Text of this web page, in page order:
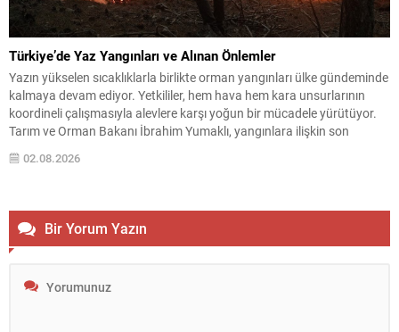
Türkiye’de Yaz Yangınları ve Alınan Önlemler
Yazın yükselen sıcaklıklarla birlikte orman yangınları ülke gündeminde
kalmaya devam ediyor. Yetkililer, hem hava hem kara unsurlarının
koordineli çalışmasıyla alevlere karşı yoğun bir mücadele yürütüyor.
Tarım ve Orman Bakanı İbrahim Yumaklı, yangınlara ilişkin son
durumu paylaştı; bazı olayların kontrol altına alındığını, riskin ise
tamamen ortadan kalkmadığını vurguladı. Kontrol Altına Alınan...
02.08.2026
Bir Yorum Yazın